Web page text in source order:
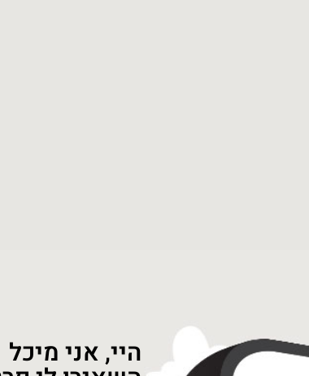
היי, אני מיכל